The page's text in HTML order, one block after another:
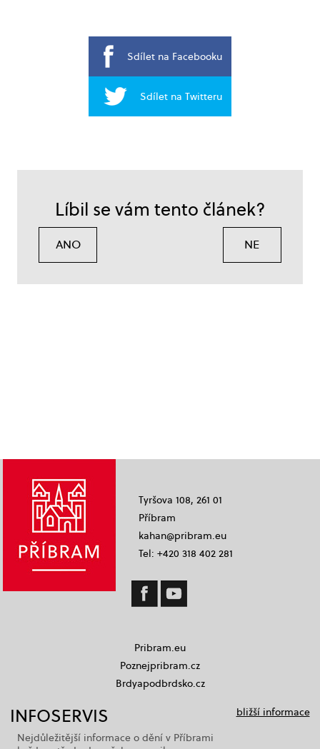
Sdílet na Facebooku
Sdílet na Twitteru
Líbil se vám tento článek?
ANO NE
Tyršova 108, 261 01
Příbram
kahan@pribram.eu
Tel: +420 318 402 281
Pribram.eu
Poznejpribram.cz
Brdyapodbrdsko.cz
INFOSERVIS
bližší informace
Nejdůležitější informace o dění v Příbrami